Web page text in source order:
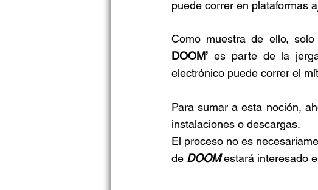
puede correr en plataformas
Como muestra de ello,
DOOM’ es parte de la
electrónico puede correr el
Para sumar a esta noción,
instalaciones o descargas.
El proceso no es
de DOOM estará interesado